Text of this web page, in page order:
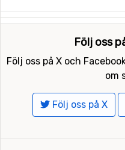
Följ oss
Följ oss på X och
om
Följ oss på X